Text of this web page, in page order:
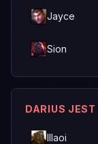
Jayce
Sion
DARIUS
Illaoi